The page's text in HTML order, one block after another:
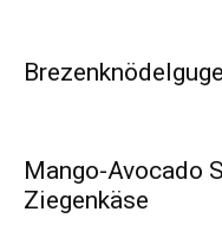
Mango-Avocado
Ziegenkäse